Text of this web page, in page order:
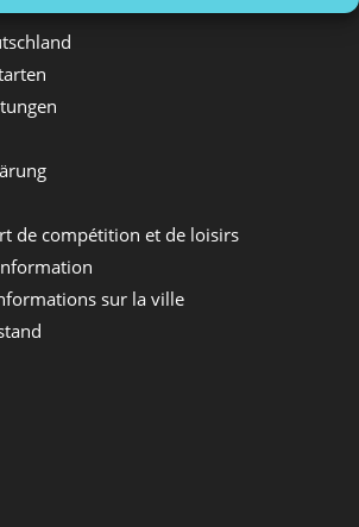
de compétition et de loisirs
sur la ville